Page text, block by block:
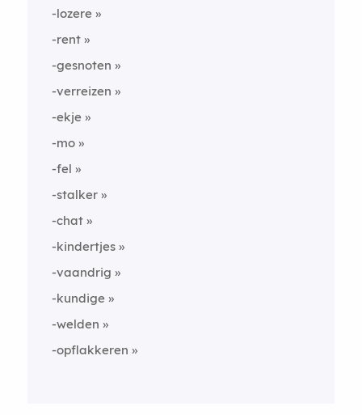
-lozere
-rent
-gesnoten
-verreizen
-ekje
-mo
-fel
-stalker
-chat
-kindertjes
-vaandrig
-kundige
-welden
-opflakkeren